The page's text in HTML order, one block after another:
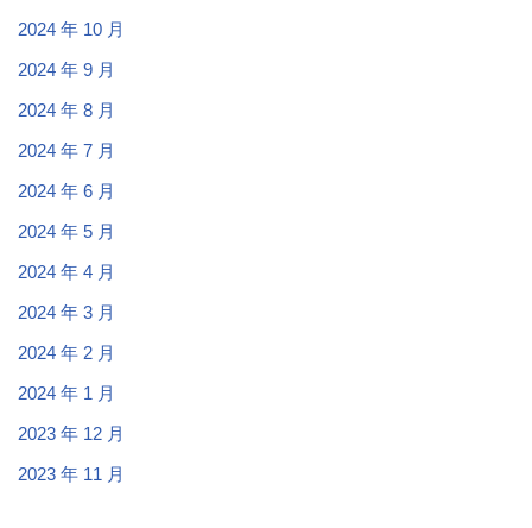
2024 年 10 月
2024 年 9 月
2024 年 8 月
2024 年 7 月
2024 年 6 月
2024 年 5 月
2024 年 4 月
2024 年 3 月
2024 年 2 月
2024 年 1 月
2023 年 12 月
2023 年 11 月